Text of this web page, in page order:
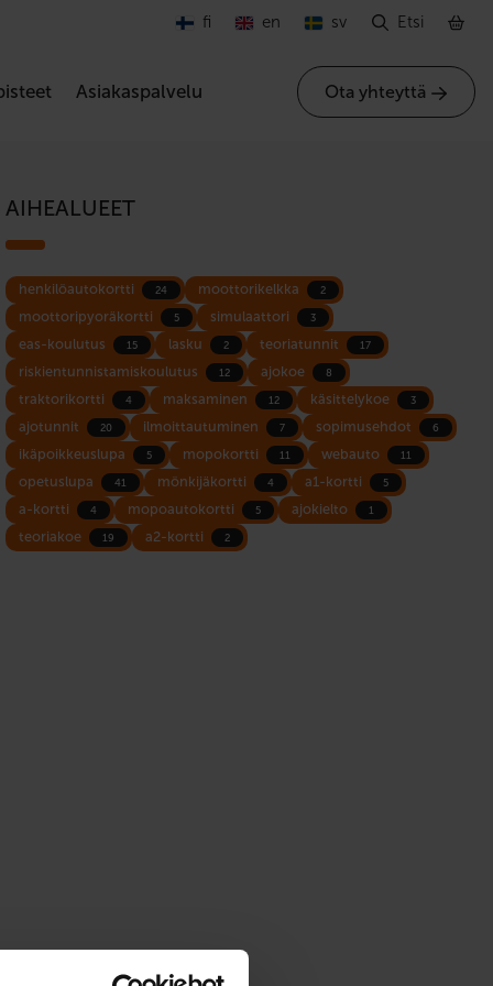
Asiakaspalvelu Ota yhteyttä
fi en sv Etsi
AIHEALUEET
henkilöautokortti 24 moottorikelkka 2
moottoripyoräkortti 5 simulaattori 3
eas-koulutus 15 lasku 2 teoriatunnit 17
riskientunnistamiskoulutus 12 ajokoe 8
traktorikortti 4 maksaminen 12 käsittelykoe 3
ajotunnit 20 ilmoittautuminen 7 sopimusehdot 6
ikäpoikkeuslupa 5 mopokortti 11 webauto 11
opetuslupa 41 mönkijäkortti 4 a1-kortti 5
a-kortti 4 mopoautokortti 5 ajokielto 1
teoriakoe 19 a2-kortti 2